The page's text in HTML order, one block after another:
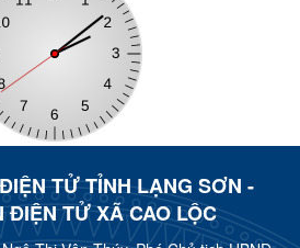
TỬ TỈNH LẠNG SƠN -
ĐIỆN TỬ XÃ CAO LỘC